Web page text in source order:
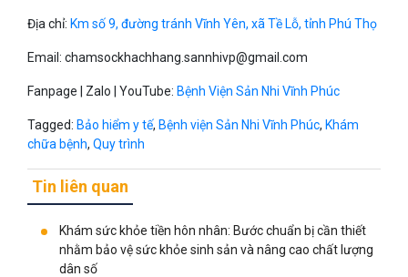
Địa chỉ: Km số 9, đường tránh Vĩnh Yên, xã Tề Lỗ, tỉnh Phú Thọ
Email: chamsockhachhang.sannhivp@gmail.com
Fanpage | Zalo | YouTube: Bệnh Viện Sản Nhi Vĩnh Phúc
Tagged: Bảo hiểm y tế, Bệnh viện Sản Nhi Vĩnh Phúc, Khám
chữa bệnh, Quy trình
Tin liên quan
Khám sức khỏe tiền hôn nhân: Bước chuẩn bị cần thiết
nhằm bảo vệ sức khỏe sinh sản và nâng cao chất lượng
dân số